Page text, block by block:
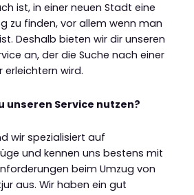
ist, in einer neuen Stadt eine
zu finden, vor allem wenn man
Deshalb bieten wir dir unseren
an, der die Suche nach einer
erleichtern wird.
unseren Service nutzen?
wir spezialisiert auf
und kennen uns bestens mit
beim Umzug von
aus. Wir haben ein gut